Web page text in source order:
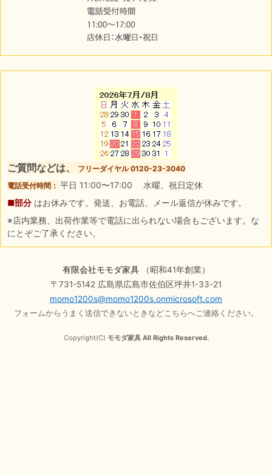
ご質問などは、
フリーダイヤル 0120-23-3040
電話受付時間： 平日 11:00〜17:00 水曜、祝日定休
■部分 はお休みです。発送、お電話、メール返信が休みです。
※店内業務、出荷作業等で電話に出られない場合もございます。な
にとぞご了承ください。
有限会社モモダ家具（昭和41年創業）
〒731-5142 広島県広島市佐伯区坪井1-33-21
momo1200s@momo1200s.onmicrosoft.com
フォームからうまく送信できないときなどこちらへご連絡ください。
Copyright(C) モモダ家具 All Rights Reserved.